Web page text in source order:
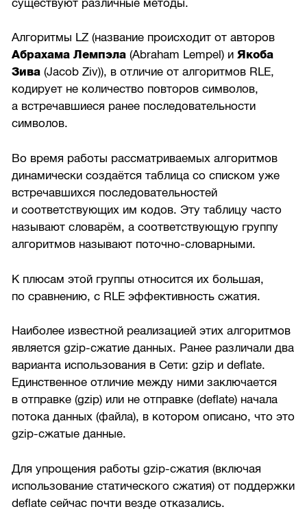
существуют различные методы.
Алгоритмы LZ (название происходит от авторов
Абрахама Лемпэла (Abraham Lempel) иЯкоба
Зива (Jacob Ziv)), в отличие от алгоритмов RLE,
кодирует не количество повторов символов,
а встречавшиеся ранее последовательности
символов.
Во время работы рассматриваемых алгоритмов
динамически создаётся таблица со списком уже
встречавшихся последовательностей
и соответствующих им кодов. Эту таблицу часто
называют словарём, а соответствующую группу
алгоритмов называют поточно-словарными.
К плюсам этой группы относится их большая,
по сравнению, с RLE эффективность сжатия.
Наиболее известной реализацией этих алгоритмов
является gzip-сжатие данных. Ранее различали два
варианта использования в Сети: gzip и deflate.
Единственное отличие между ними заключается
в отправке (gzip) или не отправке (deflate) начала
потока данных (файла), в котором описано, что это
gzip-сжатые данные.
Для упрощения работы gzip-сжатия (включая
использование статического сжатия) от поддержки
deflate сейчас почти везде отказались.